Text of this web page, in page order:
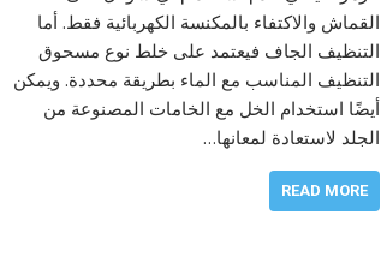
القماش والاكتفاء بالمكنسة الكهربائية فقط. أما
التنظيف الجاف فيعتمد على خلط نوع مسحوق
التنظيف المناسب مع الماء بطريقة محددة. ويمكن
أيضًا استخدام الخل مع الخامات المصنوعة من
الجلد لاستعادة لمعانها…
READ MORE